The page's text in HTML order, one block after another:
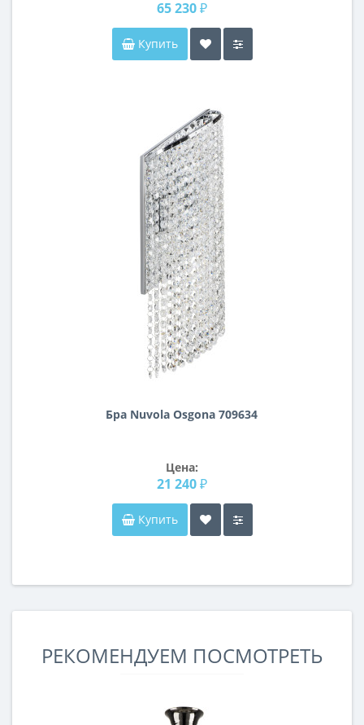
65 230 ₽
Купить
Бра Nuvola Osgona 709634
Цена:
21 240 ₽
Купить
РЕКОМЕНДУЕМ ПОСМОТРЕТЬ